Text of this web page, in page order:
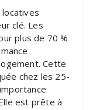
locatives
clé. Les
plus de 70 %
Cette
chez les 25-
est prête à